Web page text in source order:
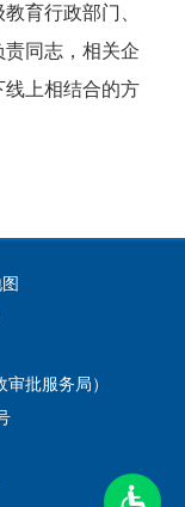
育行政部门、
同志，相关企
线上相结合的方
批服务局）